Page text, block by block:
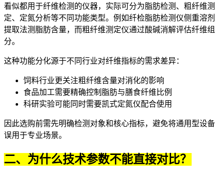
看似都用于纤维检测的仪器，实际可分为脂肪检测、粗纤维测
定、定氮分析等不同功能类型。例如纤检脂肪检测仪侧重溶剂
提取法测脂肪含量，而粗纤维测定仪通过酸碱消解评估纤维组
分。
这种功能分化源于不同行业对纤维指标的需求差异：
饲料行业更关注粗纤维含量对消化的影响
食品加工需要精确控制脂肪与膳食纤维比例
科研实验可能同时需要凯式定氮仪配合使用
因此选购前需先明确检测对象和核心指标，避免将通用型设备
误用于专业场景。
二、为什么技术参数不能直接对比？